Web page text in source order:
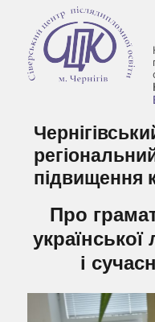
підвищення
Про
і